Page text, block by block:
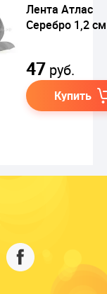
Лента Атлас
Серебро 1,2 см
47 руб.
Купить